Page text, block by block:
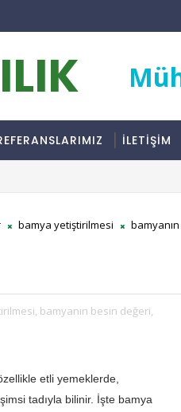
İLETİŞİM
bamya yetiştirilmesi
bamyanın
bamyanın besin değeri,
etli yemeklerde,
tadıyla bilinir. İşte bamya